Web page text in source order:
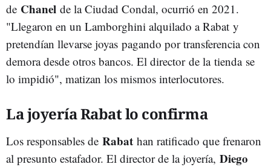
de Chanel de la Ciudad Condal, ocurrió en 2021.
"Llegaron en un Lamborghini alquilado a Rabat y
pretendían llevarse joyas pagando por transferencia con
demora desde otros bancos. El director de la tienda se
lo impidió", matizan los mismos interlocutores.
La joyería Rabat lo confirma
Los responsables de Rabat han ratificado que frenaron
al presunto estafador. El director de la joyería, Diego